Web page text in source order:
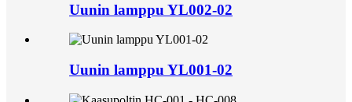
Uunin lamppu YL002-02
Uunin lamppu YL001-02